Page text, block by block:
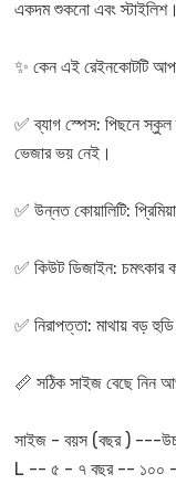
একদম শুকনো এবং স্টাইলিশ।
✨ কেন এই রেইনকোটটি
✅ ব্যাগ স্পেস: পিছনে স্কুল
ভেজার ভয় নেই।
✅ উন্নত কোয়ালিটি:
✅ কিউট ডিজাইন: চমৎকার
✅ নিরাপত্তা: মাথায় বড়
📏 সঠিক সাইজ বেছে নিন
সাইজ - বয়স (বছর ) ---
L -- ৫ - ৭ বছর -- ১০০ -